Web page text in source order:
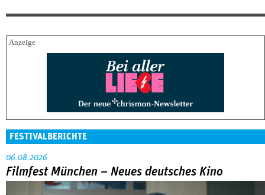
FESTIVALBERICHTE
06.08.2026
Filmfest München – Neues deutsches Kino